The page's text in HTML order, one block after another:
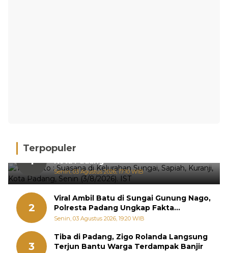
Terpopuler
1
Hujan Deras, 15 Titik Banjir Terdeteksi di
Kota Padang
Senin, 03 Agustus 2026, 17:10 WIB
2
Viral Ambil Batu di Sungai Gunung Nago,
Polresta Padang Ungkap Fakta
Sebenarnya
Senin, 03 Agustus 2026, 19:20 WIB
3
Tiba di Padang, Zigo Rolanda Langsung
Terjun Bantu Warga Terdampak Banjir